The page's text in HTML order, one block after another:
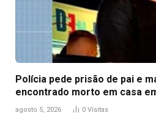
Polícia pede prisão de pai e
encontrado morto em casa
agosto 5, 2026 0 Visitas